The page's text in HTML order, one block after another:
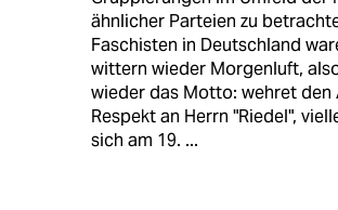
ähnlicher Parteien zu
Faschisten in Deutschland
wittern wieder Morgenluft,
wieder das Motto: wehret den
Respekt an Herrn "Riedel",
sich am 19. ...